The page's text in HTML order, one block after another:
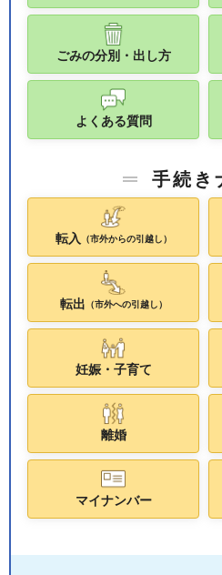
ごみの分別・出し方
よくある質問
手続き
転入 （市外からの引越し）
転出 （市外への引越し）
妊娠・子育て
離婚
マイナンバー